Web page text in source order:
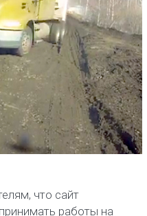
что сайт
работы на